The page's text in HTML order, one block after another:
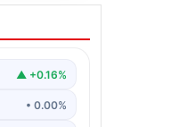
▲ +0.16%
• 0.00%